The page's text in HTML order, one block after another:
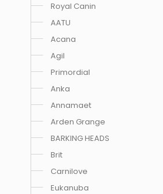
Royal Canin
AATU
Acana
Agil
Primordial
Anka
Annamaet
Arden Grange
BARKING HEADS
Brit
Carnilove
Eukanuba